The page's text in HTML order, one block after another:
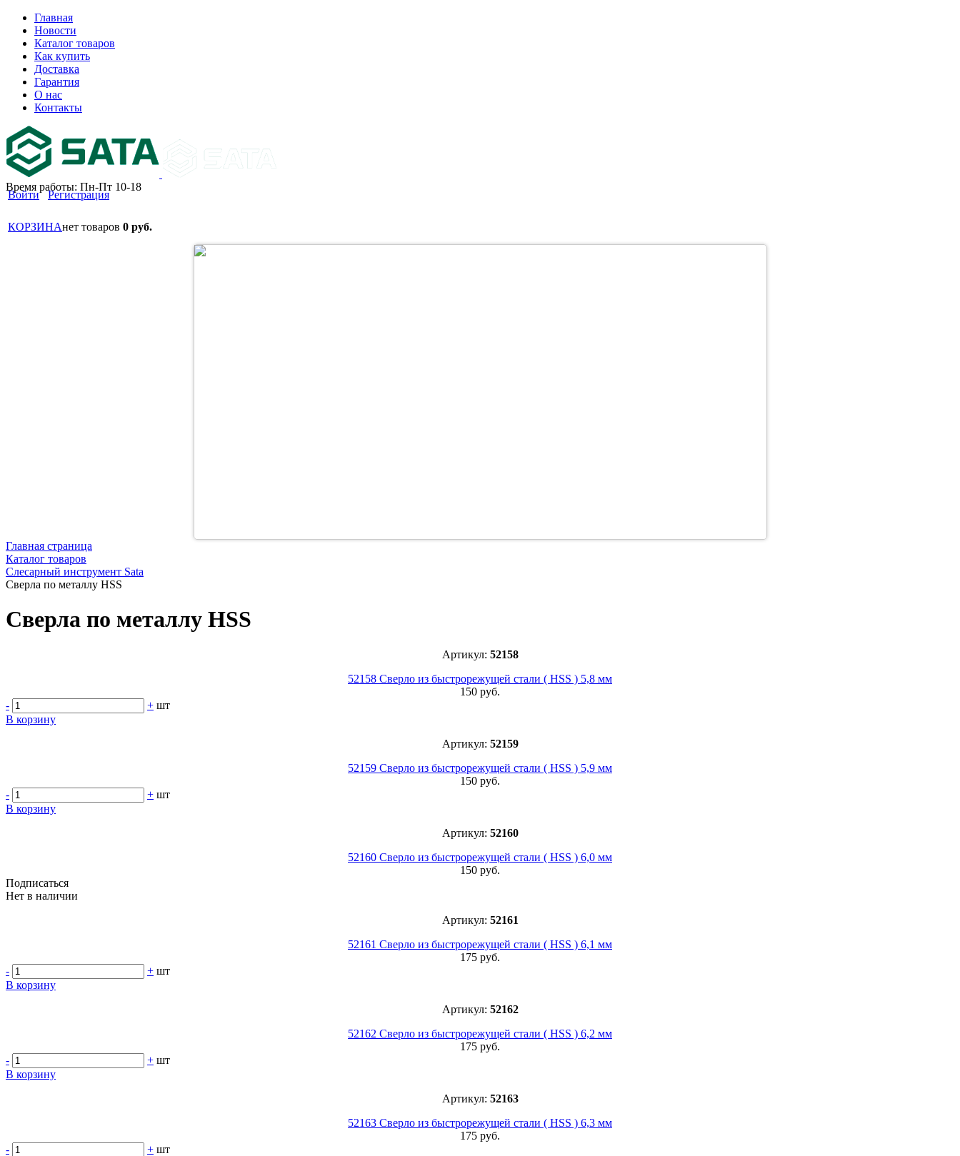
Главная
Новости
Каталог товаров
Как купить
Доставка
Гарантия
О нас
Контакты
Время работы: Пн-Пт 10-18
Войти Регистрация
КОРЗИНАнет товаров 0 руб.
Главная страница
Каталог товаров
Слесарный инструмент Sata
Сверла по металлу HSS
Сверла по металлу HSS
Артикул: 52158
52158 Сверло из быстрорежущей стали ( HSS ) 5,8 мм
150 руб.
-
+ шт
В корзину
Артикул: 52159
52159 Сверло из быстрорежущей стали ( HSS ) 5,9 мм
150 руб.
-
+ шт
В корзину
Артикул: 52160
52160 Сверло из быстрорежущей стали ( HSS ) 6,0 мм
150 руб.
Подписаться
Нет в наличии
Артикул: 52161
52161 Сверло из быстрорежущей стали ( HSS ) 6,1 мм
175 руб.
-
+ шт
В корзину
Артикул: 52162
52162 Сверло из быстрорежущей стали ( HSS ) 6,2 мм
175 руб.
-
+ шт
В корзину
Артикул: 52163
52163 Сверло из быстрорежущей стали ( HSS ) 6,3 мм
175 руб.
-
+ шт